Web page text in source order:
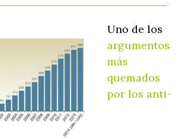
Uno de los
argumentos
más
quemados
por los anti-